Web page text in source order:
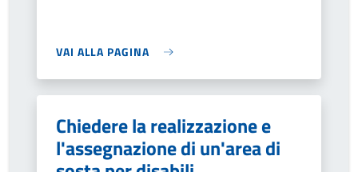
VAI ALLA PAGINA
Chiedere la realizzazione e
l'assegnazione di un'area di